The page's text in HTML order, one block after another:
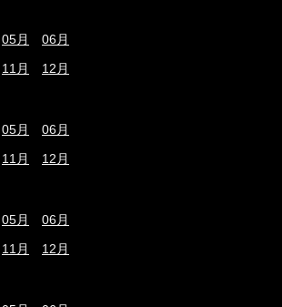
05月
06月
11月 12月
05月
06月
11月 12月
05月
06月
11月 12月